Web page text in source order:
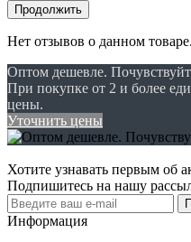
Продолжить
Нет отзывов о данном товаре.
Оптом дешевле.
При покупке от 2 и более
цены.
Уточнить цены
Хотите узнавать первым об
Подпишитесь на нашу
Информация